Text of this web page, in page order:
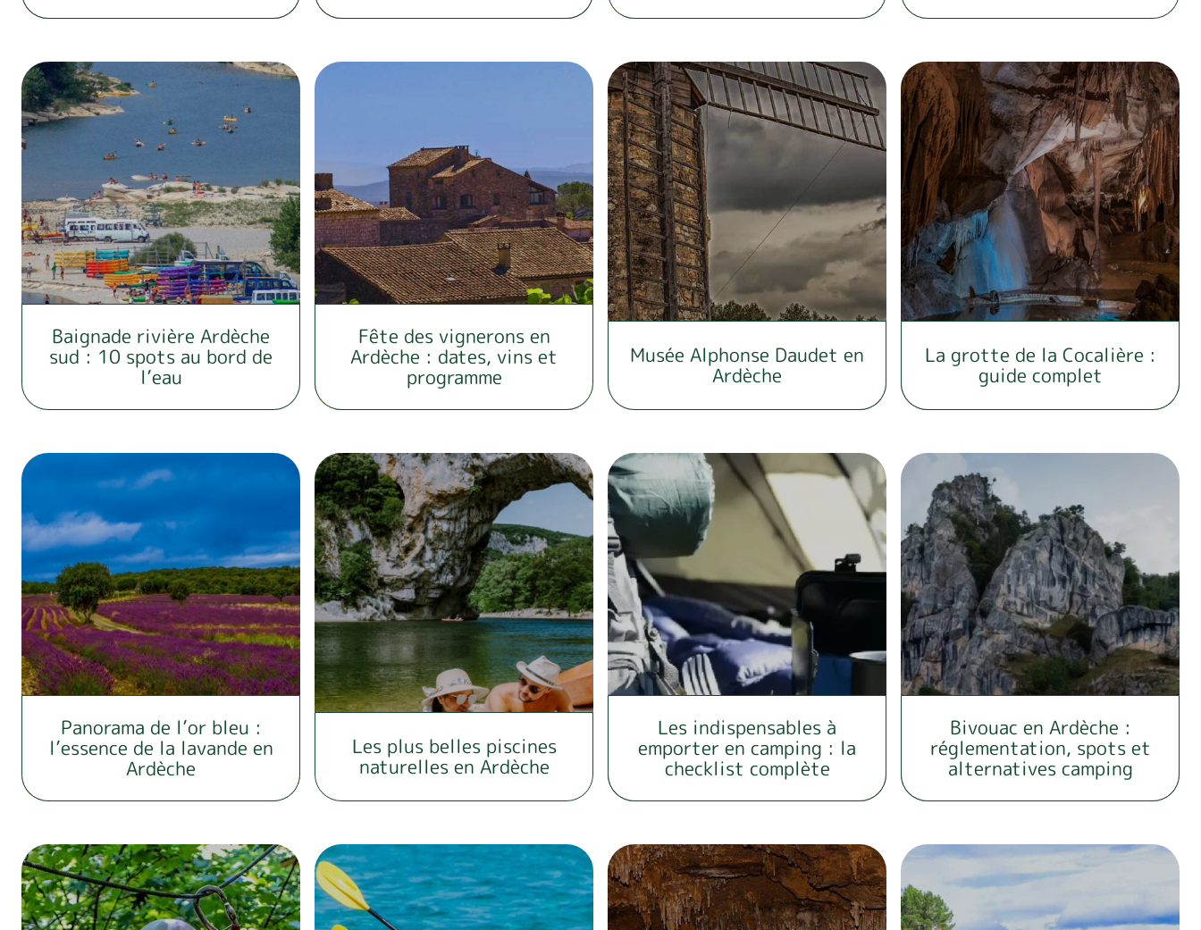
Baignade rivière Ardèche
sud : 10 spots au bord de
l’eau
Fête des vignerons en
Ardèche : dates, vins et
programme
Musée Alphonse Daudet en
Ardèche
La grotte de la Cocalière :
guide complet
Panorama de l’or bleu :
l’essence de la lavande en
Ardèche
Les plus belles piscines
naturelles en Ardèche
Les indispensables à
emporter en camping : la
checklist complète
Bivouac en Ardèche :
réglementation, spots et
alternatives camping